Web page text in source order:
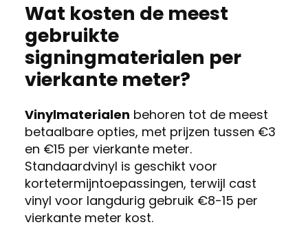
Wat kosten de meest
gebruikte
signingmaterialen per
vierkante meter?
Vinylmaterialen behoren tot de meest
betaalbare opties, met prijzen tussen €3
en €15 per vierkante meter.
Standaardvinyl is geschikt voor
kortetermijntoepassingen, terwijl cast
vinyl voor langdurig gebruik €8-15 per
vierkante meter kost.